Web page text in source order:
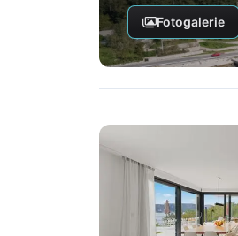
Fotogalerie